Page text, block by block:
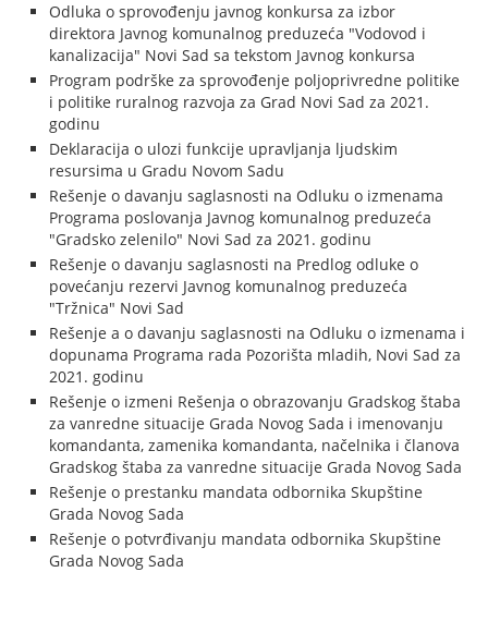
Odluka o sprovođenju javnog konkursa za izbor
direktora Javnog komunalnog preduzeća "Vodovod i
kanalizacija" Novi Sad sa tekstom Javnog konkursa
Program podrške za sprovođenje poljoprivredne politike
i politike ruralnog razvoja za Grad Novi Sad za 2021.
godinu
Deklaracija o ulozi funkcije upravljanja ljudskim
resursima u Gradu Novom Sadu
Rešenje o davanju saglasnosti na Odluku o izmenama
Programa poslovanja Javnog komunalnog preduzeća
"Gradsko zelenilo" Novi Sad za 2021. godinu
Rešenje o davanju saglasnosti na Predlog odluke o
povećanju rezervi Javnog komunalnog preduzeća
"Tržnica" Novi Sad
Rešenje a o davanju saglasnosti na Odluku o izmenama i
dopunama Programa rada Pozorišta mladih, Novi Sad za
2021. godinu
Rešenje o izmeni Rešenja o obrazovanju Gradskog štaba
za vanredne situacije Grada Novog Sada i imenovanju
komandanta, zamenika komandanta, načelnika i članova
Gradskog štaba za vanredne situacije Grada Novog Sada
Rešenje o prestanku mandata odbornika Skupštine
Grada Novog Sada
Rešenje o potvrđivanju mandata odbornika Skupštine
Grada Novog Sada